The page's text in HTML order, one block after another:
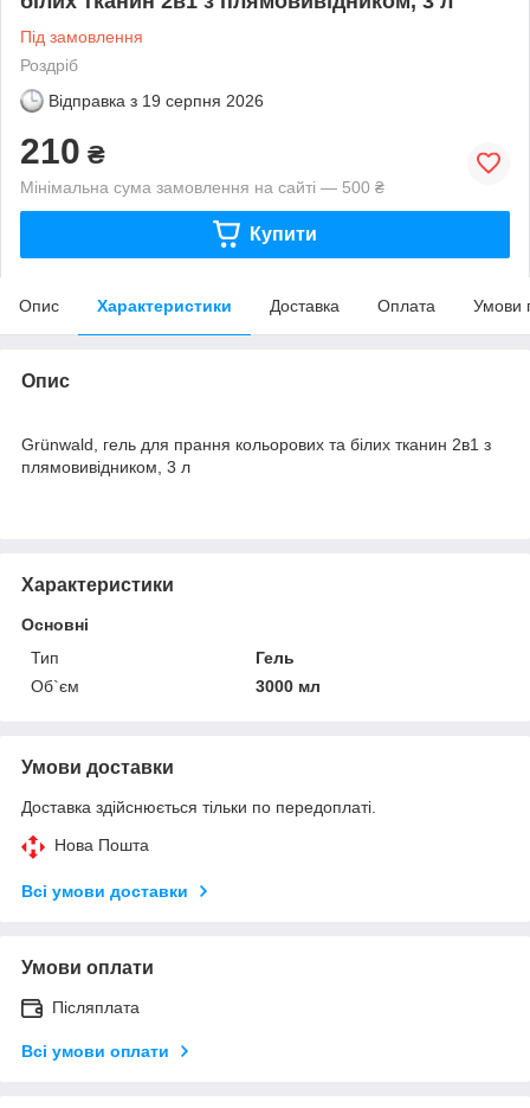
Під замовлення
Роздріб
Відправка з 19 серпня 2026
210 ₴
Мінімальна сума замовлення на сайті — 500 ₴
Купити
Опис Характеристики Доставка Оплата Умови
Опис
Grünwald, гель для прання кольорових та білих тканин 2в1 з
плямовивідником, 3 л
Характеристики
Основні
Тип
Гель
Об`єм
3000 мл
Умови доставки
Доставка здійснюється тільки по передоплаті.
Нова Пошта
Всі умови доставки
Умови оплати
Післяплата
Всі умови оплати